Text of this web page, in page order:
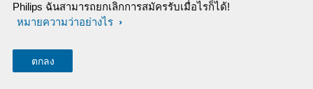
Philips ฉันสามารถยกเลิกการสมัครรับเมื่อไรก็ได้!
หมายความว่าอย่างไร